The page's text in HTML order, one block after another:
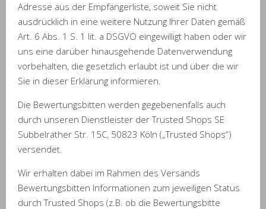
Adresse aus der Empfängerliste, soweit Sie nicht
ausdrücklich in eine weitere Nutzung Ihrer Daten gemäß
Art. 6 Abs. 1 S. 1 lit. a DSGVO eingewilligt haben oder wir
uns eine darüber hinausgehende Datenverwendung
vorbehalten, die gesetzlich erlaubt ist und über die wir
Sie in dieser Erklärung informieren.
Die Bewertungsbitten werden gegebenenfalls auch
durch unseren Dienstleister der Trusted Shops SE
Subbelrather Str. 15C, 50823 Köln („Trusted Shops“)
versendet.
Wir erhalten dabei im Rahmen des Versands
Bewertungsbitten Informationen zum jeweiligen Status
durch Trusted Shops (z.B. ob die Bewertungsbitte